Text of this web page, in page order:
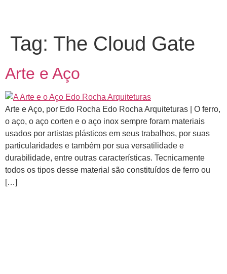
Tag: The Cloud Gate
Arte e Aço
Arte e Aço, por Edo Rocha Edo Rocha Arquiteturas | O ferro,
o aço, o aço corten e o aço inox sempre foram materiais
usados por artistas plásticos em seus trabalhos, por suas
particularidades e também por sua versatilidade e
durabilidade, entre outras características. Tecnicamente
todos os tipos desse material são constituídos de ferro ou
[…]